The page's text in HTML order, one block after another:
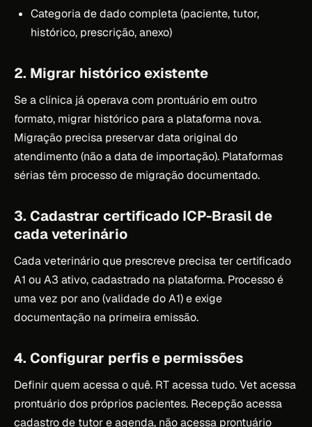
Categoria de dado completa (paciente, tutor,
histórico, prescrição, anexo)
2. Migrar histórico existente
Se a clínica já operava com prontuário em outro
formato, migrar histórico para a plataforma nova.
Migração precisa preservar data original do
atendimento (não a data de importação). Plataformas
sérias têm processo de migração documentado.
3. Cadastrar certificado ICP-Brasil de
cada veterinário
Cada veterinário que prescreve precisa ter certificado
A1 ou A3 ativo, cadastrado na plataforma. Processo é
uma vez por ano (validade do A1) e exige
documentação na primeira emissão.
4. Configurar perfis e permissões
Definir quem acessa o quê. RT acessa tudo. Vet acessa
prontuário dos próprios pacientes. Recepção acessa
cadastro de tutor e agenda, não acessa prontuário